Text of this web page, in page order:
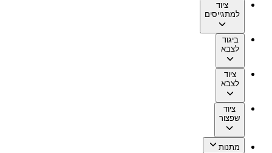
ציוד
למתגייסים
ביגוד
לצבא
ציוד
לצבא
ציוד
שפצור
מתנות